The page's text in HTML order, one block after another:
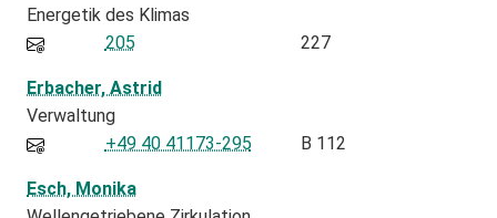
Energetik des Klimas
205
227
Erbacher, Astrid
Verwaltung
+49 40 41173-295
B 112
Esch, Monika